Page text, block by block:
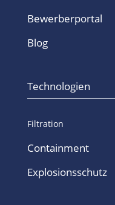
Bewerberportal
Blog
Technologien
Filtration
Containment
Explosionsschutz